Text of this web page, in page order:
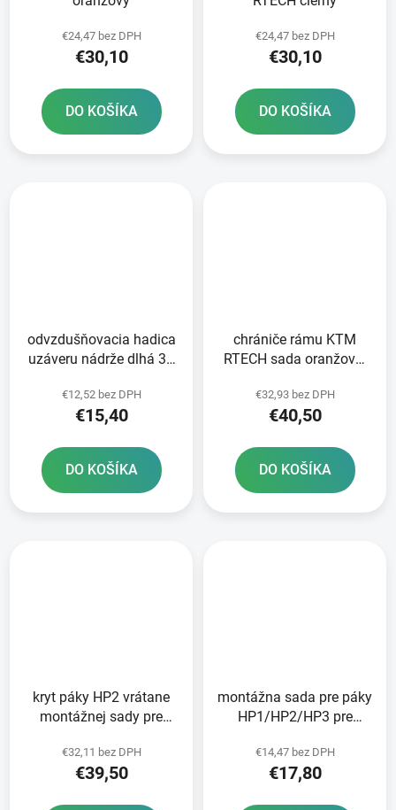
€24,47 bez DPH
€30,10
DO KOŠÍKA
€24,47 bez DPH
€30,10
DO KOŠÍKA
odvzdušňovacia hadica
uzáveru nádrže dlhá 36
€12,52 bez DPH
€15,40
DO KOŠÍKA
chrániče rámu KTM
RTECH sada oranžovo-
€32,93 bez DPH
€40,50
DO KOŠÍKA
kryt páky HP2 vrátane
montážnej sady pre
RTECH oranžový
€32,11 bez DPH
€39,50
montážna sada pre páky
HP1/HP2/HP3 pre
RTECH čierna
€14,47 bez DPH
€17,80